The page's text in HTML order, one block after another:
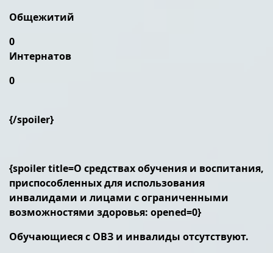
Общежитий
0
Интернатов
0
{/spoiler}
{spoiler title=О средствах обучения и воспитания,
приспособленных для использования
инвалидами и лицами с ограниченными
возможностями здоровья: opened=0}
Обучающиеся с ОВЗ и инвалиды отсутствуют.